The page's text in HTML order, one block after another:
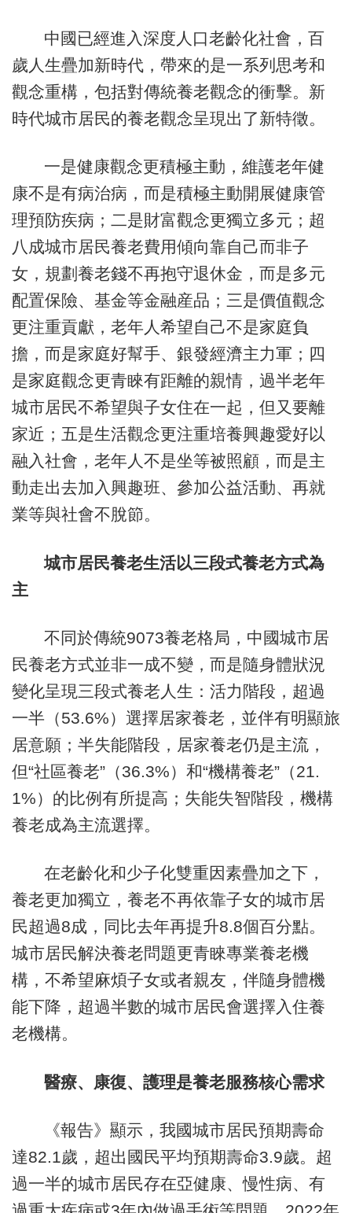
中國已經進入深度人口老齡化社會，百
歲人生疊加新時代，帶來的是一系列思考和
觀念重構，包括對傳統養老觀念的衝擊。新
時代城市居民的養老觀念呈現出了新特徵。
一是健康觀念更積極主動，維護老年健
康不是有病治病，而是積極主動開展健康管
理預防疾病；二是財富觀念更獨立多元；超
八成城市居民養老費用傾向靠自己而非子
女，規劃養老錢不再抱守退休金，而是多元
配置保險、基金等金融産品；三是價值觀念
更注重貢獻，老年人希望自己不是家庭負
擔，而是家庭好幫手、銀發經濟主力軍；四
是家庭觀念更青睞有距離的親情，過半老年
城市居民不希望與子女住在一起，但又要離
家近；五是生活觀念更注重培養興趣愛好以
融入社會，老年人不是坐等被照顧，而是主
動走出去加入興趣班、參加公益活動、再就
業等與社會不脫節。
城市居民養老生活以三段式養老方式為
主
不同於傳統9073養老格局，中國城市居
民養老方式並非一成不變，而是隨身體狀況
變化呈現三段式養老人生：活力階段，超過
一半（53.6%）選擇居家養老，並伴有明顯旅
居意願；半失能階段，居家養老仍是主流，
但“社區養老”（36.3%）和“機構養老”（21.
1%）的比例有所提高；失能失智階段，機構
養老成為主流選擇。
在老齡化和少子化雙重因素疊加之下，
養老更加獨立，養老不再依靠子女的城市居
民超過8成，同比去年再提升8.8個百分點。
城市居民解決養老問題更青睞專業養老機
構，不希望麻煩子女或者親友，伴隨身體機
能下降，超過半數的城市居民會選擇入住養
老機構。
醫療、康復、護理是養老服務核心需求
《報告》顯示，我國城市居民預期壽命
達82.1歲，超出國民平均預期壽命3.9歲。超
過一半的城市居民存在亞健康、慢性病、有